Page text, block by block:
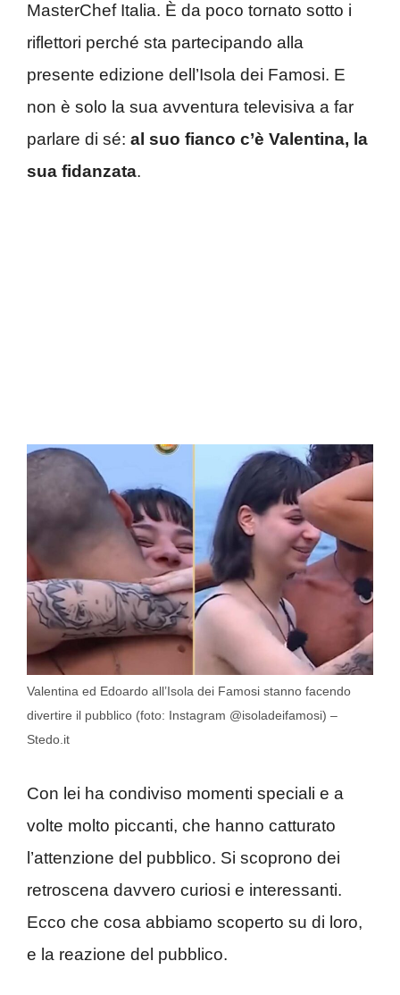
MasterChef Italia. È da poco tornato sotto i
riflettori perché sta partecipando alla
presente edizione dell’Isola dei Famosi. E
non è solo la sua avventura televisiva a far
parlare di sé: al suo fianco c’è Valentina, la
sua fidanzata.
Valentina ed Edoardo all’Isola dei Famosi stanno facendo
divertire il pubblico (foto: Instagram @isoladeifamosi) –
Stedo.it
Con lei ha condiviso momenti speciali e a
volte molto piccanti, che hanno catturato
l’attenzione del pubblico. Si scoprono dei
retroscena davvero curiosi e interessanti.
Ecco che cosa abbiamo scoperto su di loro,
e la reazione del pubblico.